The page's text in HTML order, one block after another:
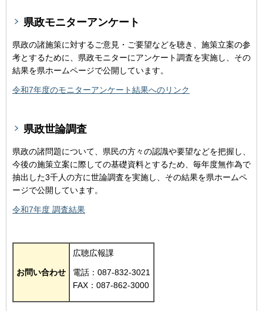
県政モニターアンケート
県政の諸施策に対するご意見・ご要望などを聴き、施策立案の参
考とするために、県政モニターにアンケート調査を実施し、その
結果を県ホームページで公開しています。
令和7年度のモニターアンケート結果へのリンク
県政世論調査
県政の諸問題について、県民の方々の認識や要望などを把握し、
今後の施策立案に際しての基礎資料とするため、毎年度無作為で
抽出した3千人の方に世論調査を実施し、その結果を県ホームペ
ージで公開しています。
令和7年度 調査結果
お問い合わせ
広聴広報課
電話：087-832-3021
FAX：087-862-3000